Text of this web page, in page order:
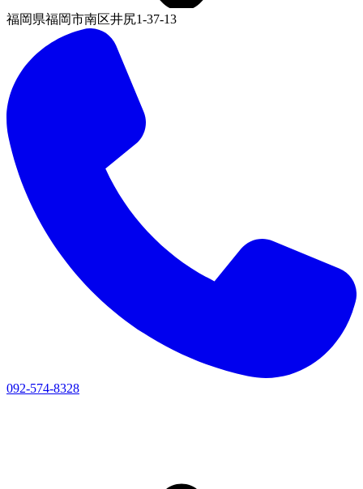
福岡県福岡市南区井尻1-37-13
092-574-8328